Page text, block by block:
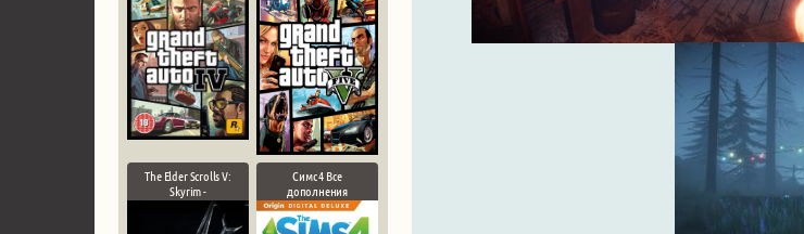
The Elder Scrolls V:
Skyrim -
Симс 4 Все
дополнения